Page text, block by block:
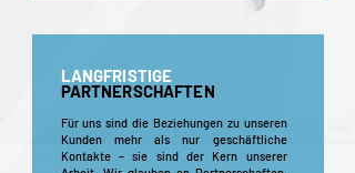
LANGFRISTIGE
PARTNERSCHAFTEN
​Für uns sind die Beziehungen zu unseren
Kunden mehr als nur geschäftliche
Kontakte – sie sind der Kern unserer